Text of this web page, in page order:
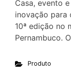
Casa, evento
inovação para
10ª edição no
Pernambuco.
Produto